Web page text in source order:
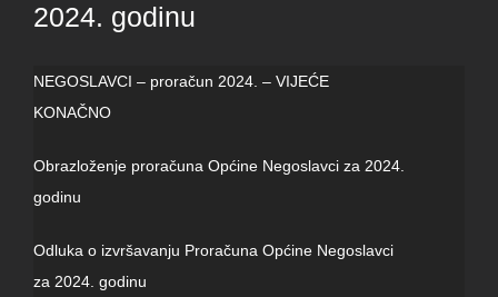
2024. godinu
NEGOSLAVCI – proračun 2024. – VIJEĆE
KONAČNO
Obrazloženje proračuna Općine Negoslavci za 2024.
godinu
Odluka o izvršavanju Proračuna Općine Negoslavci
za 2024. godinu